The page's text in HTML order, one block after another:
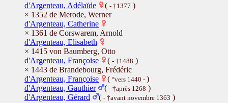
d'Argenteau, Adélaïde ( - †1377 )
× 1352 de Merode, Werner
d'Argenteau, Catherine
× 1361 de Corswarem, Arnold
d'Argenteau, Elisabeth
× 1415 von Baumberg, Otto
d'Argenteau, Françoise
( - †1488 )
× 1443 de Brandebourg, Frédéric
d'Argenteau, Françoise
( °vers 1440 - )
d'Argenteau, Gauthier
( - †après 1268 )
d'Argenteau, Gérard
( - †avant novembre 1363 )